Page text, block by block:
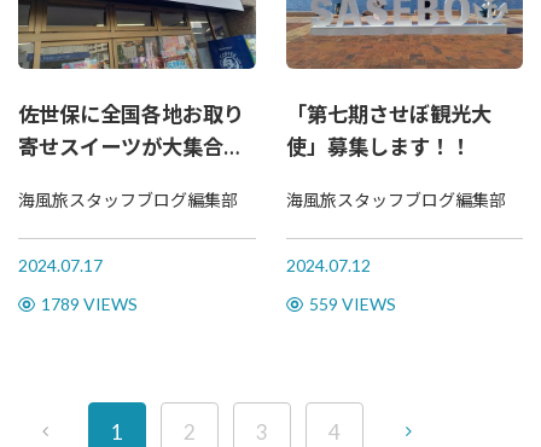
佐世保に全国各地お取り
寄せスイーツが大集合！
つでもスイーツ」に行っ
てきた！
海風旅スタッフブログ編集部
2024.07.17
1789 VIEWS
「第七期させぼ観光大
使」募集します！！
海風旅スタッフブログ編集部
2024.07.12
559 VIEWS
1 2 3 4